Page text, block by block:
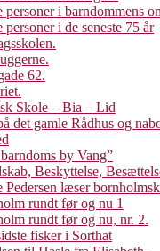
personer i barndommens
personer i de seneste 75 år
62.
Skole – Bia – Lid
det gamle Rådhus og
by Vang”
Beskyttelse,
Pedersen læser
rundt før og nu 1
rundt før og nu, nr. 2.
fisker i Sorthat